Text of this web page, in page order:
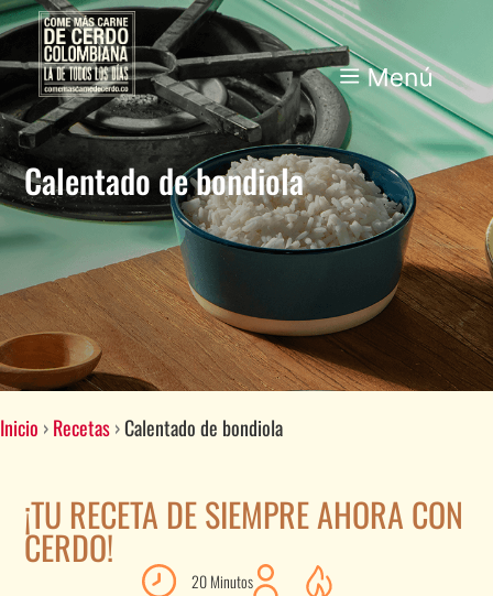
Calentado de bondiola
Inicio ›Recetas›Calentado de bondiola
¡TU RECETA DE SIEMPRE AHORA CON
CERDO!
20 Minutos